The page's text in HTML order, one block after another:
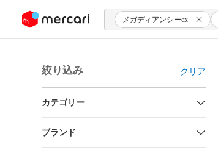
ツにスキップ メガディアンシーex
絞り込み クリア
カテゴリー
ブランド